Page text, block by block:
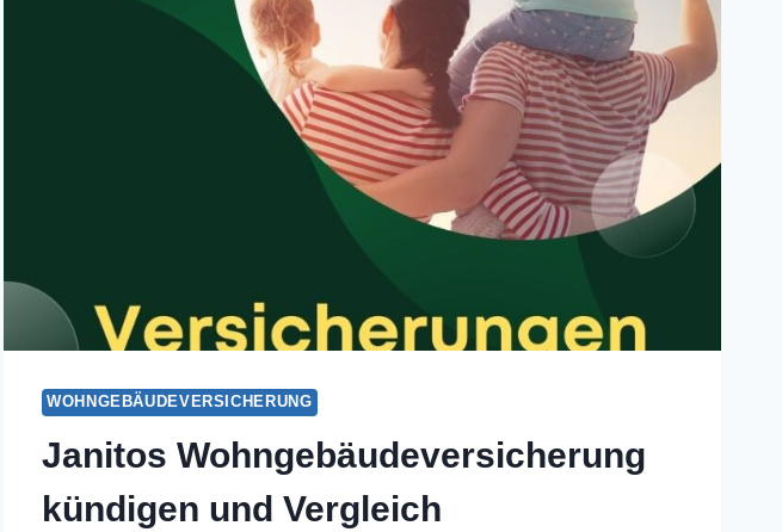
WOHNGEBÄUDEVERSICHERUNG
Janitos Wohngebäudeversicherung
kündigen und Vergleich